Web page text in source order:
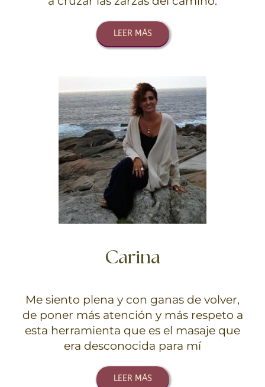
LEER MÁS
Carina
Me siento plena y con ganas de volver,
de poner más atención y más respeto a
esta herramienta que es el masaje que
era desconocida para mí
LEER MÁS